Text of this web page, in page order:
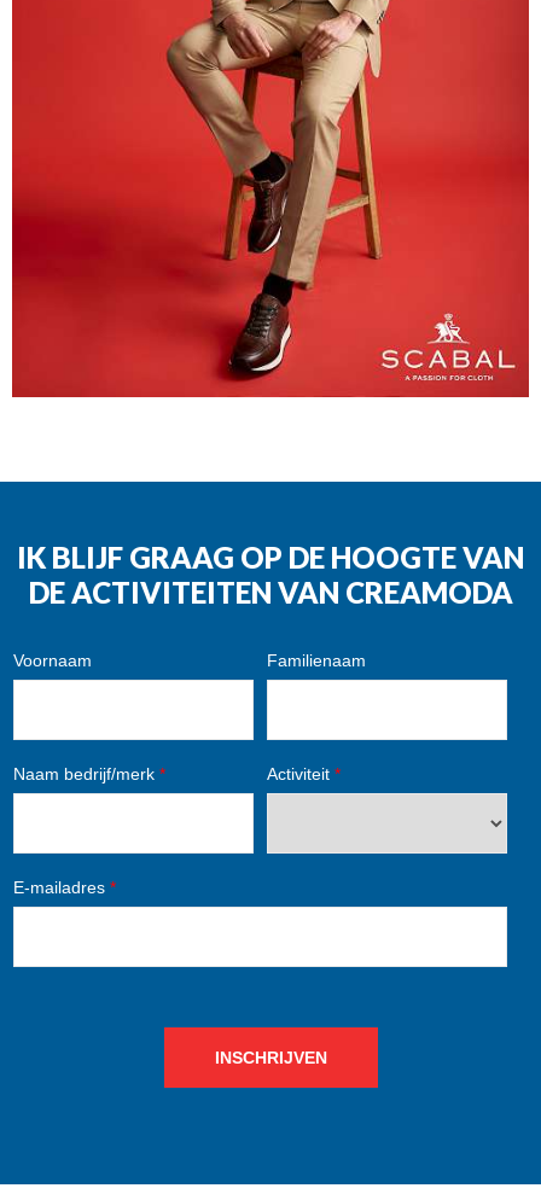
IK BLIJF GRAAG OP DE HOOGTE VAN
DE ACTIVITEITEN VAN CREAMODA
Voornaam Familienaam
Naam bedrijf/merk * Activiteit *
E-mailadres *
INSCHRIJVEN